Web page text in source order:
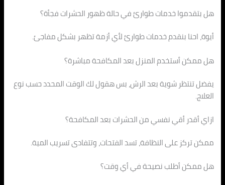
هل بتقدموا خدمات طوارئ في حالة ظهور الحشرات فجأة؟
أيوة، احنا بنقدم خدمات طوارئ لأي أزمة تظهر بشكل مفاجئ.
هل ممكن أستخدم المنزل بعد المكافحة مباشرة؟
يفضل تنتظر شوية بعد الرش، بس هقول لك الوقت المحدد حسب نوع
العلاج.
ازاي أقدر أقي نفسي من الحشرات بعد المكافحة؟
ممكن تركز على النظافة، تسد الفتحات، وتتفادى تسريب المية.
هل ممكن أطلب نصيحة في أي وقت؟